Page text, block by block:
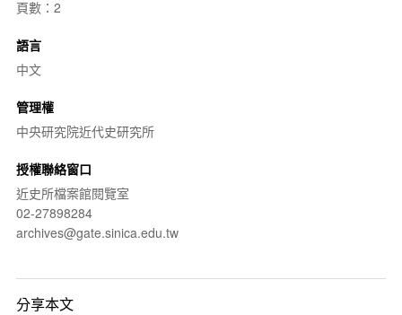
頁數：2
語言
中文
管理權
中央研究院近代史研究所
授權聯絡窗口
近史所檔案館閱覽室
02-27898284
archives@gate.sinica.edu.tw
分享本文